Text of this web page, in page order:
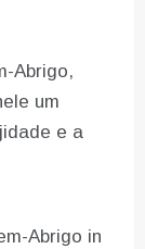
Abrigo,
um
e a
Abrigo in